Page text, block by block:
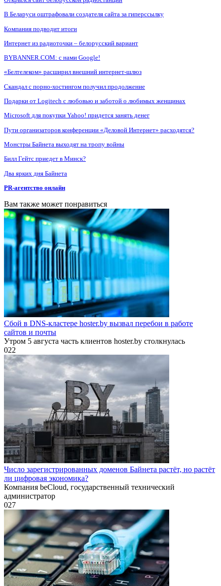
В Беларуси оштрафовали создателя сайта за гиперссылку
Компания подводит итоги
Интернет из радиоточки – белорусский вариант
BYBANNER.COM: c нами Google!
«Белтелеком» расширил внешний интернет-шлюз
Скандал с порно-хостингом получил продолжение
Подарки от Logitech с любовью и заботой о любимых женщинах
Microsoft для покупки Yahoo! придется занять денег
Пути организаторов конференции «Деловой Интернет» расходятся?
Монстры Байнета выходят на тропу войны
Билл Гейтс приедет в Минск?
Два ярких дня Байнета
PR-агентство онлайн
Вам также может понравиться
Сбой в DNS-кластере hoster.by вызвал перебои в работе
сайтов и почты
Утром 5 августа часть клиентов hoster.by столкнулась
022
Число зарегистрированных доменов Байнета растёт, но растёт
ли цифровая экономика?
Компания beCloud, государственный технический
администратор
027